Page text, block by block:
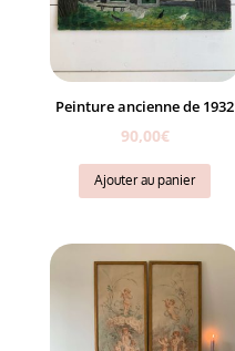
Peinture ancienne de 1932
90,00€
Ajouter au panier